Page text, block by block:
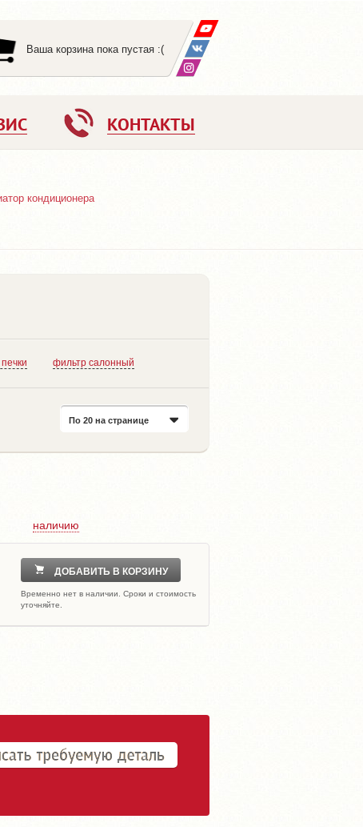
Ваша корзина пока пустая :(
КОНТАКТЫ
кондиционера
фильтр салонный
По 20 на странице
наличию
ДОБАВИТЬ В КОРЗИНУ
Временно нет в наличии. Сроки и стоимость
уточняйте.